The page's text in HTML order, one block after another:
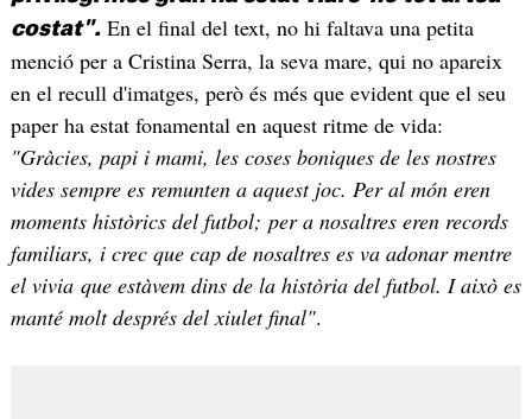
costat".En el final del text, no hi faltava una petita
menció per a Cristina Serra, la seva mare, qui no apareix
en el recull d'imatges, però és més que evident que el seu
paper ha estat fonamental en aquest ritme de vida:
"Gràcies, papi i mami, les coses boniques de les nostres
vides sempre es remunten a aquest joc. Per al món eren
moments històrics del futbol; per a nosaltres eren records
familiars, i crec que cap de nosaltres es va adonar mentre
el vivia que estàvem dins de la història del futbol. I això es
manté molt després del xiulet final".